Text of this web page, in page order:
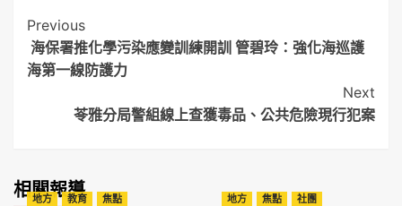
Post
Navigation
Previous
海保署推化學污染應變訓練開訓 管碧玲：強化海巡護
海第一線防護力
Next
苓雅分局警組線上查獲毒品、公共危險現行犯案
相關報導
地方 教育 焦點 地方 焦點 社團